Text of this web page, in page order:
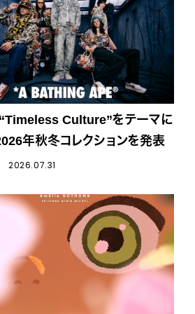
“Timeless Culture”をテーマに
年秋冬コレクションを発表
2026.07.31